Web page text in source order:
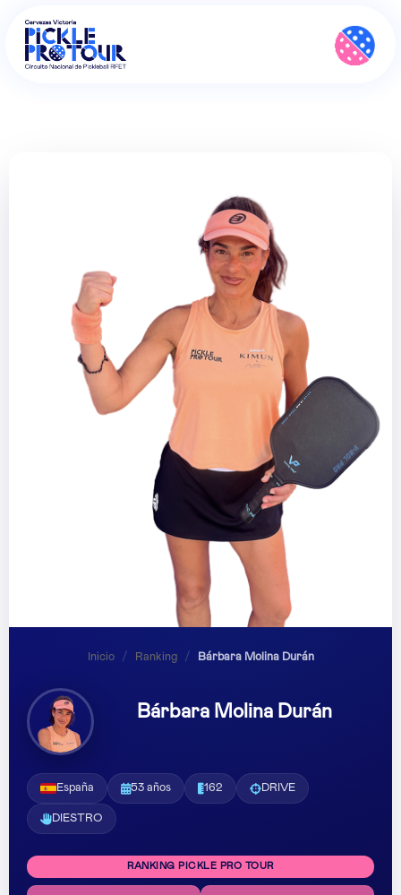
Inicio / Ranking / Bárbara Molina Durán
Bárbara Molina Durán
España 53 años 162 DRIVE
DIESTRO
RANKING PICKLE PRO TOUR